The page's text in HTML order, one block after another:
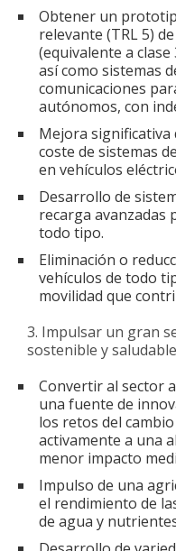
Obtener un
relevante (TRL 5)
(equivalente a
así como sistemas
comunicaciones
autónomos, con
Mejora significativa
coste de sistemas
en vehículos
Desarrollo de
recarga avanzadas
todo tipo.
Eliminación o
vehículos de todo
movilidad que
Impulsar un gran
sostenible y saludable
Convertir al sector
una fuente de
los retos del
activamente a una
menor impacto
Impulso de una
el rendimiento de
de agua y